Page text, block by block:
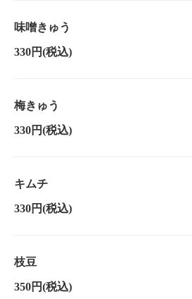
味噌きゅう
330円(税込)
梅きゅう
330円(税込)
キムチ
330円(税込)
枝豆
350円(税込)